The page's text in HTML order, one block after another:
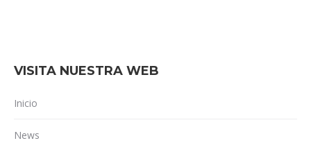
VISITA NUESTRA WEB
Inicio
News